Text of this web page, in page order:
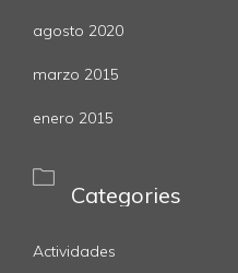
agosto 2020
marzo 2015
enero 2015

Categories
Actividades